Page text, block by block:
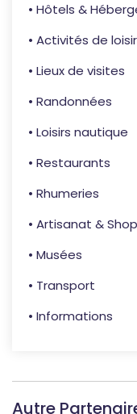
• Hôtels &
• Activités de
• Lieux de visites
• Randonnées
• Loisirs nautique
• Restaurants
• Rhumeries
• Artisanat &
• Musées
• Transport
• Informations
Autre